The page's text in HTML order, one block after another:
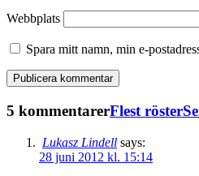
Webbplats
Spara mitt namn, min e-
5 kommentarerFlest röster
Lukasz Lindell says:
28 juni 2012 kl. 15:14